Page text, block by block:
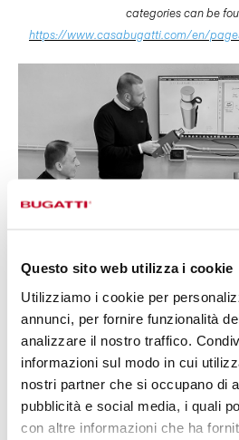
Questo sito web utilizza i cookie
Utilizziamo i cookie per
annunci, per fornire funzionalità
analizzare il nostro traffico.
informazioni sul modo in cui
nostri partner che si occupano di
pubblicità e social media, i quali
con altre informazioni che ha
categories can be
https://www.casabugatti.com/en/
DESIGN BY
BUGATTI
A TEAM OF DESIGNERS
WITH A CREATIVE SOUL